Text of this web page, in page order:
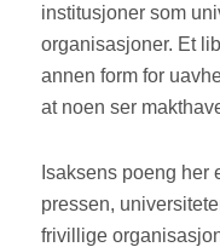
institusjoner som
organisasjoner. Et
annen form for
at noen ser
Isaksens poeng her
pressen,
frivillige